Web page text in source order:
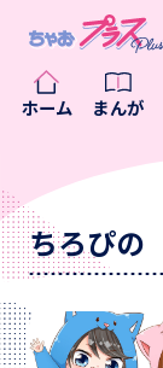
ホーム まんが
ちろぴの